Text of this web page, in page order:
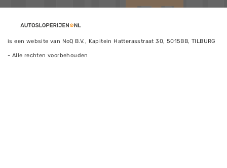
is een website van NoQ B.V., Kapitein Hatterasstraat 30, 5015BB, TILBURG
- Alle rechten voorbehouden